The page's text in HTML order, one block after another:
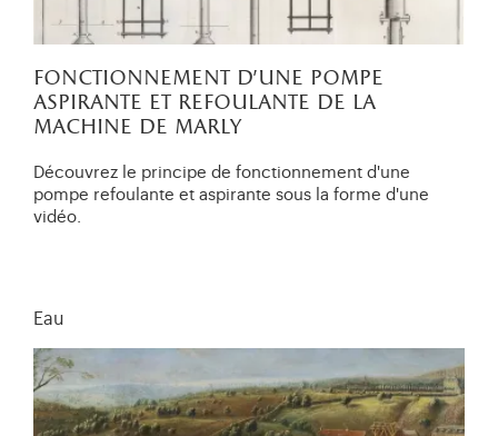
fonctionnement d'une pompe
aspirante et refoulante de la
machine de marly
Découvrez le principe de fonctionnement d'une
pompe refoulante et aspirante sous la forme d'une
vidéo.
Eau